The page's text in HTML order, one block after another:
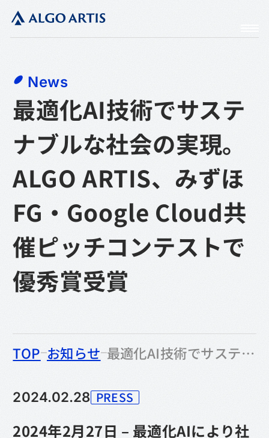
News
最適化AI技術でサステ
ナブルな社会の実現。
ALGO ARTIS、みずほ
FG・Google Cloud共
催ピッチコンテストで
優秀賞受賞
TOP お知らせのなかの 最適化AI技術でサステナブルな社会の実現。ALGO ARTIS、みずほFG・GOOGLE CLOUD共催ピッチコンテストで優秀賞受賞
2024.02.28
カテゴリー
PRESS
2024年2月27日 – 最適化AIにより社